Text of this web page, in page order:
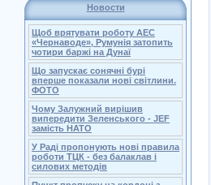
Новости
Щоб врятувати роботу АЕС
«Чернаводе», Румунія затопить
чотири баржі на Дунаї
Що запускає сонячні бурі
вперше показали нові світлини.
ФОТО
Чому Залужний вирішив
випередити Зеленського - JEF
замість НАТО
У Раді пропонують нові правила
роботи ТЦК - без балаклав і
силових методів